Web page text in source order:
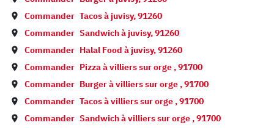
Commander Tacos àjuvisy,91260
Commander Sandwich àjuvisy,91260
Commander Halal Food àjuvisy,91260
Commander Pizza àvilliers sur orge ,91700
Commander Burger àvilliers sur orge ,91700
Commander Tacos àvilliers sur orge ,91700
Commander Sandwich àvilliers sur orge ,91700